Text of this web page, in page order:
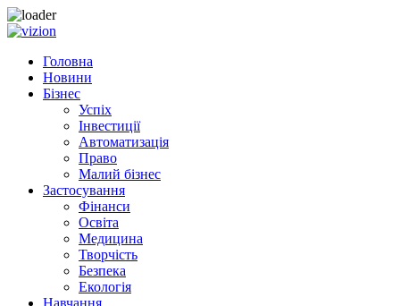
Skip to content
Головна
Новини
Бізнес
Успіх
Інвестиції
Автоматизація
Право
Малий бізнес
Застосування
Фінанси
Освіта
Медицина
Творчість
Безпека
Екологія
Навчання